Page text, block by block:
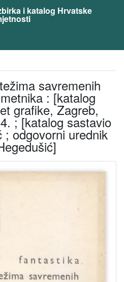
i katalog Hrvatske
savremenih
: [katalog
grafike, Zagreb,
; [katalog sastavio
; odgovorni urednik